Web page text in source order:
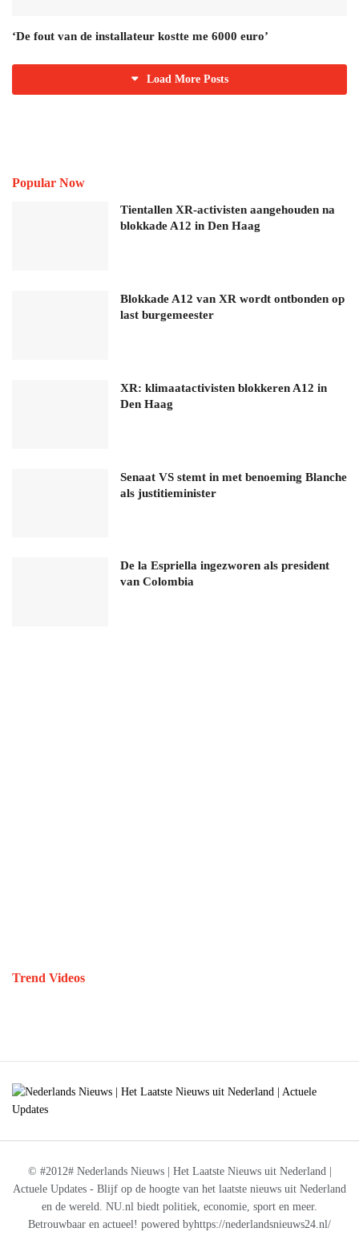
‘De fout van de installateur kostte me 6000 euro’
Load More Posts
Popular Now
Tientallen XR-activisten aangehouden na
blokkade A12 in Den Haag
Blokkade A12 van XR wordt ontbonden op
last burgemeester
XR: klimaatactivisten blokkeren A12 in
Den Haag
Senaat VS stemt in met benoeming Blanche
als justitieminister
De la Espriella ingezworen als president
van Colombia
Trend Videos
© #2012# Nederlands Nieuws | Het Laatste Nieuws uit Nederland |
Actuele Updates - Blijf op de hoogte van het laatste nieuws uit Nederland
en de wereld. NU.nl biedt politiek, economie, sport en meer.
Betrouwbaar en actueel! powered byhttps://nederlandsnieuws24.nl/